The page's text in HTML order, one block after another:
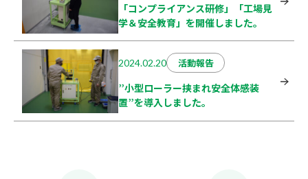
「コンプライアンス研修」「工場見
学＆安全教育」を開催しました。
2024.02.20 活動報告
”小型ローラー挟まれ安全体感装
置”を導入しました。